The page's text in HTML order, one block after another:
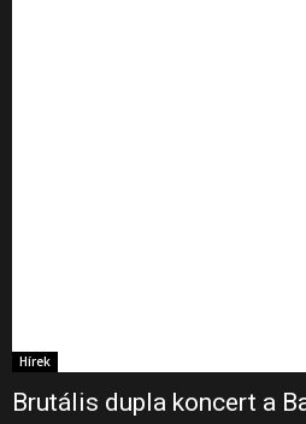
Hírek
Brutális dupla koncert a